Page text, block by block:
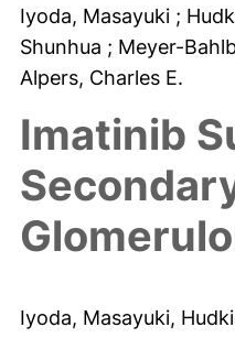
Iyoda, Masayuki ;
Shunhua ; Meyer-
Alpers, Charles E.
Imatinib
Iyoda, Masayuki,